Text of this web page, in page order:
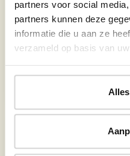
partners voor social
partners kunnen deze
informatie die u aan ze
verzameld op basis van
Bekijk
Beschikbaar
Ontdek de
Japan tijdens
langs tuinen,
Zwaar
Reisduur